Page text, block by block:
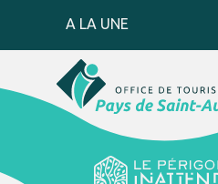
A LA UNE